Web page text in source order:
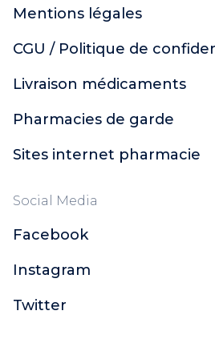
Mentions légales
CGU / Politique de
Livraison médicaments
Pharmacies de garde
Sites internet pharmacie
Social Media
Facebook
Instagram
Twitter